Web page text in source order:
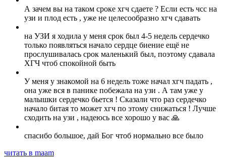
А зачем вы на таком сроке хгч сдаете ? Если есть чсс на
узи и плод есть , уже не целесообразно хгч сдавать
на УЗИ я ходила у меня срок был 4-5 недель сердечко
только появляться начало сердце биение ещё не
прослушивалась срок маленький был, поэтому сдавала
ХГЧ чтоб спокойной быть
У меня у знакомой на 6 недель тоже начал хгч падать ,
она уже вся в панике побежала на узи . А там уже у
малышки сердечко бьется ! Сказали что раз сердечко
начало битая то может хгч по этому снижаться ! Лучше
сходить на узи , надеюсь все хорошо у вас 🙏
спасибо большое, дай Бог чтоб нормально все было
читать в maam